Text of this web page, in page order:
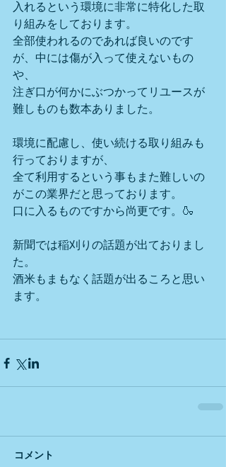
入れるという環境に非常に特化した取
り組みをしております。
全部使われるのであれば良いのです
が、中には傷が入って使えないもの
や、
注ぎ口が何かにぶつかってリユースが
難しものも数本ありました。
環境に配慮し、使い続ける取り組みも
行っておりますが、
全て利用するという事もまた難しいの
がこの業界だと思っております。
口に入るものですから尚更です。🍶
新聞では稲刈りの話題が出ておりまし
た。
酒米もまもなく話題が出るころと思い
ます。
コメント